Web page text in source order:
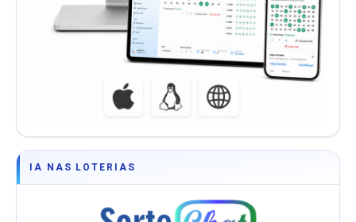
IA NAS LOTERIAS